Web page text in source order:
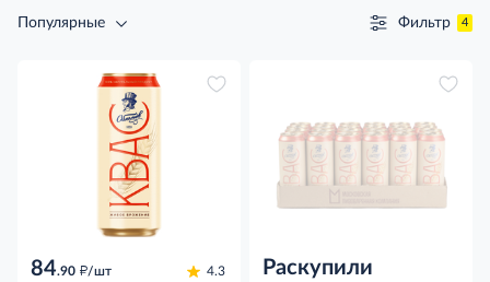
Популярные Фильтр 4
84.90 д/шт 4.3 Раскупили